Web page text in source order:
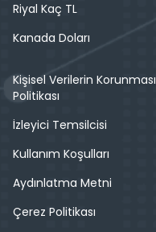
Riyal Kaç TL
Kanada Doları
Kişisel Verilerin Korunması
Politikası
İzleyici Temsilcisi
Kullanım Koşulları
Aydınlatma Metni
Çerez Politikası